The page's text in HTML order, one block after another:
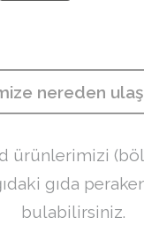
nereden
ürünlerimizi
gıda
bulabilirsiniz.